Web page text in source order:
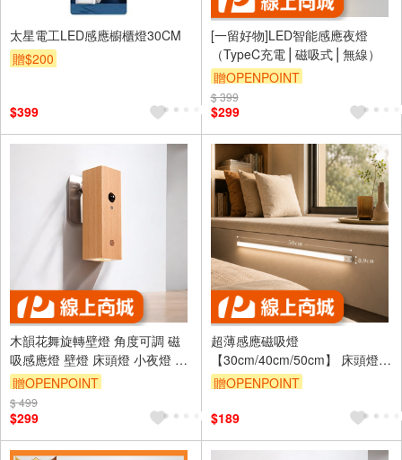
太星電工LED感應櫥櫃燈30CM
贈$200
$399
[一留好物]LED智能感應夜燈
（TypeC充電⎪磁吸式⎪無線）
贈OPENPOINT
$ 399
$299
木韻花舞旋轉壁燈 角度可調 磁
吸感應燈 壁燈 床頭燈 小夜燈 床
邊感應燈 磁吸夜燈 智能感應燈
感應燈 LED感應 磁吸
贈OPENPOINT
$ 499
$299
超薄感應磁吸燈
【30cm/40cm/50cm】 床頭燈
小夜燈 感應燈 壁燈 三檔色溫 多
薄智能感應燈感應燈 LED感應
贈OPENPOINT
$189